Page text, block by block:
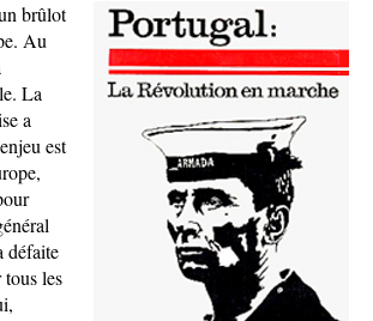
brûlot
Au
La
a
est
défaite
les